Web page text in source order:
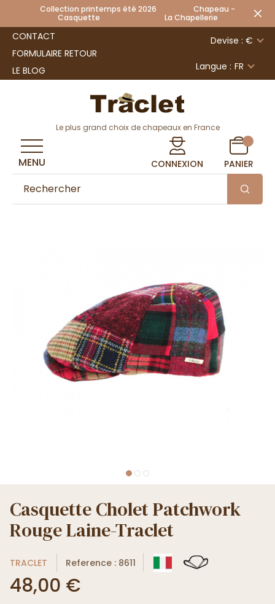
Collection printemps été 2026 Chapeau -
Casquette La Chapellerie
CONTACT
FORMULAIRE RETOUR
LE BLOG
Devise : €
Langue : FR
Le plus grand choix de chapeaux en France
CONNEXION PANIER
MENU
Casquette Cholet Patchwork
Rouge Laine-Traclet
TRACLET Reference : 8611
48,00 €